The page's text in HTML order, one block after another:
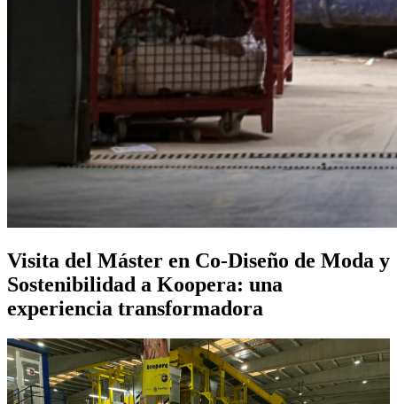
Visita del Máster en Co-Diseño de Moda y
Sostenibilidad a Koopera: una
experiencia transformadora